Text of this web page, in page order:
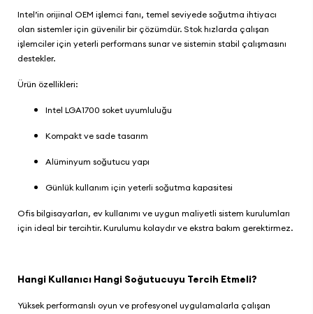
Intel’in orijinal OEM işlemci fanı, temel seviyede soğutma ihtiyacı
olan sistemler için güvenilir bir çözümdür. Stok hızlarda çalışan
işlemciler için yeterli performans sunar ve sistemin stabil çalışmasını
destekler.
Ürün özellikleri:
Intel LGA1700 soket uyumluluğu
Kompakt ve sade tasarım
Alüminyum soğutucu yapı
Günlük kullanım için yeterli soğutma kapasitesi
Ofis bilgisayarları, ev kullanımı ve uygun maliyetli sistem kurulumları
için ideal bir tercihtir. Kurulumu kolaydır ve ekstra bakım gerektirmez.
Hangi Kullanıcı Hangi Soğutucuyu Tercih Etmeli?
Yüksek performanslı oyun ve profesyonel uygulamalarla çalışan